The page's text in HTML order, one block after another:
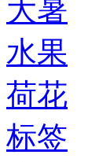
大暑
水果
荷花
标签